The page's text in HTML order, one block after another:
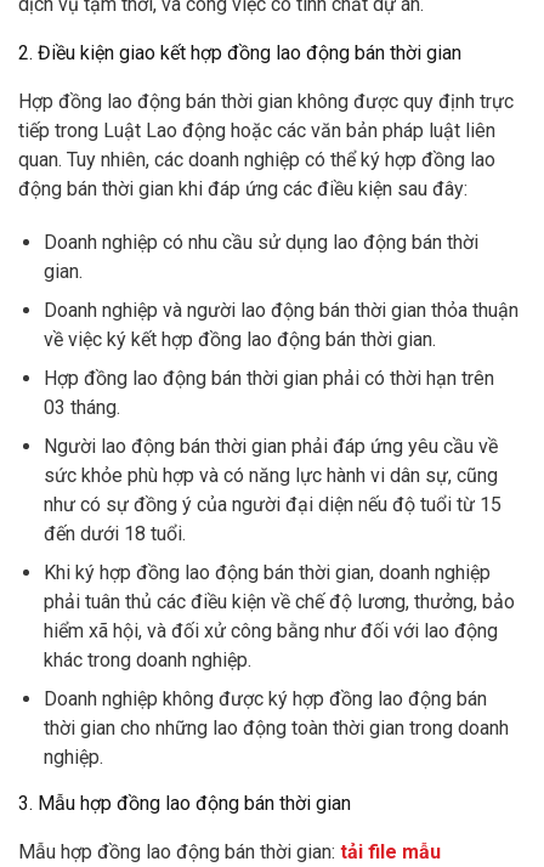
2. Điều kiện giao kết hợp đồng lao động bán thời gian
Hợp đồng lao động bán thời gian không được quy định trực
tiếp trong Luật Lao động hoặc các văn bản pháp luật liên
quan. Tuy nhiên, các doanh nghiệp có thể ký hợp đồng lao
động bán thời gian khi đáp ứng các điều kiện sau đây:
Doanh nghiệp có nhu cầu sử dụng lao động bán thời
gian.
Doanh nghiệp và người lao động bán thời gian thỏa thuận
về việc ký kết hợp đồng lao động bán thời gian.
Hợp đồng lao động bán thời gian phải có thời hạn trên
03 tháng.
Người lao động bán thời gian phải đáp ứng yêu cầu về
sức khỏe phù hợp và có năng lực hành vi dân sự, cũng
như có sự đồng ý của người đại diện nếu độ tuổi từ 15
đến dưới 18 tuổi.
Khi ký hợp đồng lao động bán thời gian, doanh nghiệp
phải tuân thủ các điều kiện về chế độ lương, thưởng, bảo
hiểm xã hội, và đối xử công bằng như đối với lao động
khác trong doanh nghiệp.
Doanh nghiệp không được ký hợp đồng lao động bán
thời gian cho những lao động toàn thời gian trong doanh
nghiệp.
3. Mẫu hợp đồng lao động bán thời gian
Mẫu hợp đồng lao động bán thời gian: tải file mẫu